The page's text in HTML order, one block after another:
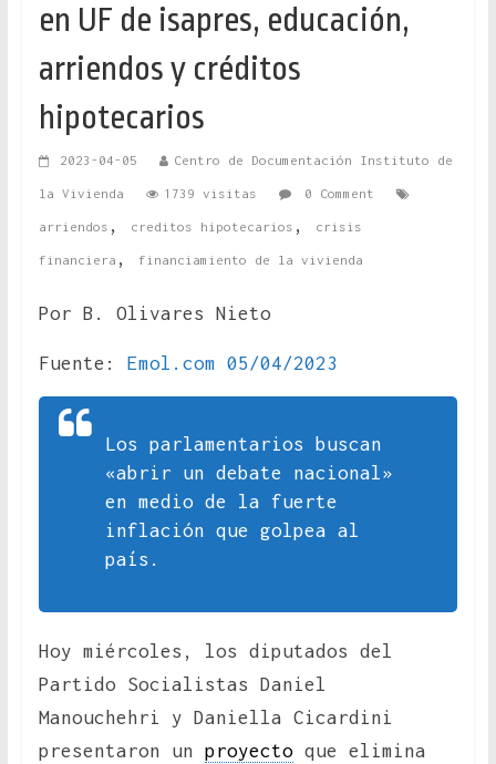
en UF de isapres, educación,
arriendos y créditos
hipotecarios
2023-04-05 Centro de Documentación Instituto de
la Vivienda 1739 visitas 0 Comment
arriendos , creditos hipotecarios , crisis
financiera , financiamiento de la vivienda
Por B. Olivares Nieto
Fuente: Emol.com 05/04/2023
Los parlamentarios buscan
«abrir un debate nacional»
en medio de la fuerte
inflación que golpea al
país.
Hoy miércoles, los diputados del
Partido Socialistas Daniel
Manouchehri y Daniella Cicardini
presentaron un proyectoque elimina